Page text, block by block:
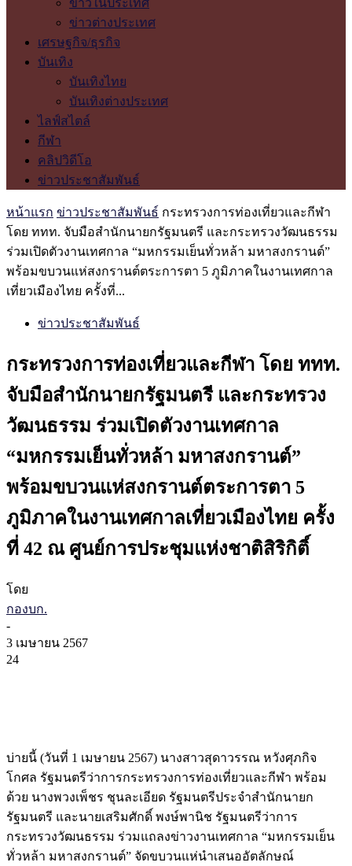
ข่าวในประเทศ
ข่าวต่างประเทศ
เศรษฐกิจ/ธุรกิจ
บันเทิง
บันเทิงไทย
บันเทิงต่างประเทศ
ไลฟ์สไตล์
กีฬา
คลิปวิดีโอ
ข่าวประชาสัมพันธ์
หน้าแรก ข่าวประชาสัมพันธ์ กระทรวงการท่องเที่ยวและกีฬา
โดย ททท. จับมือสำนักนายกรัฐมนตรี และกระทรวงวัฒนธรรม
ร่วมเปิดตัวงานเทศกาล “มหกรรมเย็นทั่วหล้า มหาสงกรานต์”
พร้อมขบวนแห่สงกรานต์ตระการตา 5 ภูมิภาคในงานเทศกาล
เที่ยวเมืองไทย ครั้งที่...
ข่าวประชาสัมพันธ์
กระทรวงการท่องเที่ยวและกีฬา โดย ททท.
จับมือสำนักนายกรัฐมนตรี และกระทรวง
วัฒนธรรม ร่วมเปิดตัวงานเทศกาล
“มหกรรมเย็นทั่วหล้า มหาสงกรานต์”
พร้อมขบวนแห่สงกรานต์ตระการตา 5
ภูมิภาคในงานเทศกาลเที่ยวเมืองไทย ครั้ง
ที่ 42 ณ ศูนย์การประชุมแห่งชาติสิริกิติ์
โดย
กองบก.
-
3 เมษายน 2567
24
บ่ายนี้ (วันที่ 1 เมษายน 2567) นางสาวสุดาวรรณ หวังศุภกิจ
โกศล รัฐมนตรีว่าการกระทรวงการท่องเที่ยวและกีฬา พร้อม
ด้วย นางพวงเพ็ชร ชุนละเอียด รัฐมนตรีประจำสำนักนายก
รัฐมนตรี และนายเสริมศักดิ์ พงษ์พานิช รัฐมนตรีว่าการ
กระทรวงวัฒนธรรม ร่วมแถลงข่าวงานเทศกาล “มหกรรมเย็น
ทั่วหล้า มหาสงกรานต์” จัดขบวนแห่นำเสนออัตลักษณ์